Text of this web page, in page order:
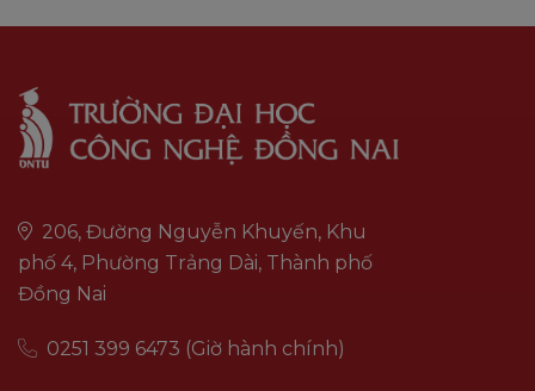
206, Đường Nguyễn Khuyến, Khu
phố 4, Phường Trảng Dài, Thành phố
Đồng Nai
0251 399 6473 (Giờ hành chính)